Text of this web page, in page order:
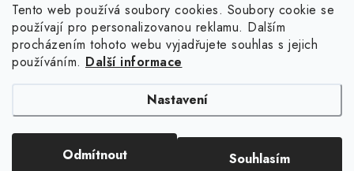
Tento web používá soubory cookies. Soubory cookie se
používají pro personalizovanou reklamu. Dalším
procházením tohoto webu vyjadřujete souhlas s jejich
používáním. Další informace
Nastavení
Odmítnout Souhlasím
www.KOVOJUHASZ.cz Výrobce STIHL STIHL Timbersport
iPloty.cz - PLETIVA A NÁŘADÍ. Všechna práva vyhrazena.
Upravit nastavení cookies